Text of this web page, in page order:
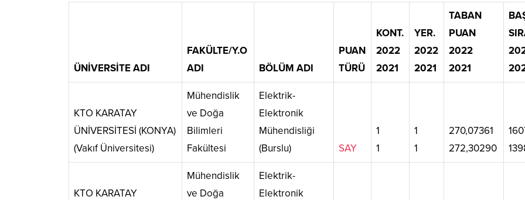
ÜNİVERSİTE ADI
FAKÜLTE/Y.O
ADI
BÖLÜM ADI
PUAN
TÜRÜ
KONT.
2022
2021
YER.
2022
2021
TABAN
PUAN
2022
2021
KTO KARATAY
ÜNİVERSİTESİ (KONYA)
(Vakıf Üniversitesi)
Mühendislik
ve Doğa
Bilimleri
Fakültesi
Elektrik-
Elektronik
Mühendisliği
(Burslu)
SAY
1
1
1
1
270,07361
272,30290
KTO KARATAY
Mühendislik
ve Doğa
Elektrik-
Elektronik